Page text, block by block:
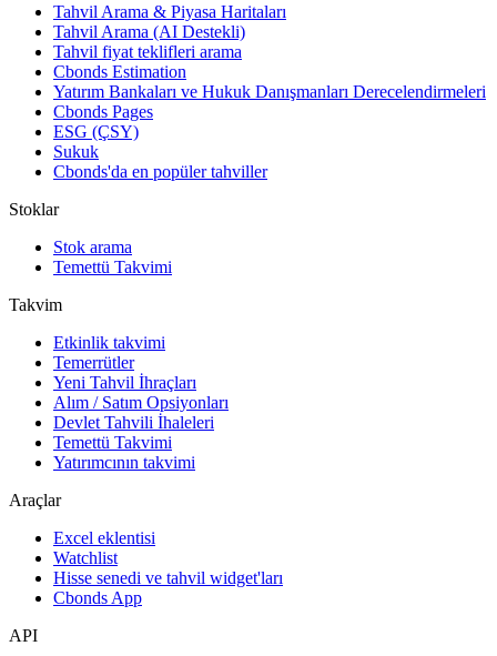
Tahvil Arama & Piyasa Haritaları
Tahvil Arama (AI Destekli)
Tahvil fiyat teklifleri arama
Cbonds Estimation
Yatırım Bankaları ve Hukuk Danışmanları Derecelendirmeleri
Cbonds Pages
ESG (ÇSY)
Sukuk
Cbonds'da en popüler tahviller
Stoklar
Stok arama
Temettü Takvimi
Takvim
Etkinlik takvimi
Temerrütler
Yeni Tahvil İhraçları
Alım / Satım Opsiyonları
Devlet Tahvili İhaleleri
Temettü Takvimi
Yatırımcının takvimi
Araçlar
Excel eklentisi
Watchlist
Hisse senedi ve tahvil widget'ları
Cbonds App
API